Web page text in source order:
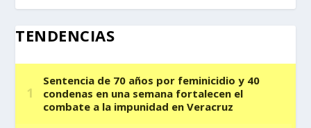
TENDENCIAS